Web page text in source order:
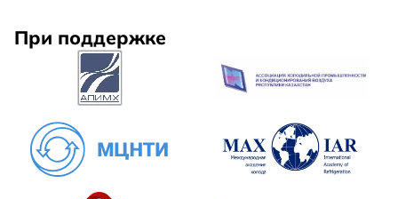
При поддержке